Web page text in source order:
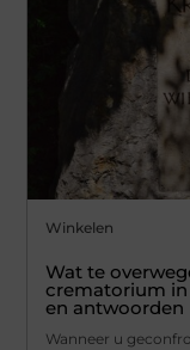
Winkelen
Wat te
crematorium in
en antwoorden
Wanneer u